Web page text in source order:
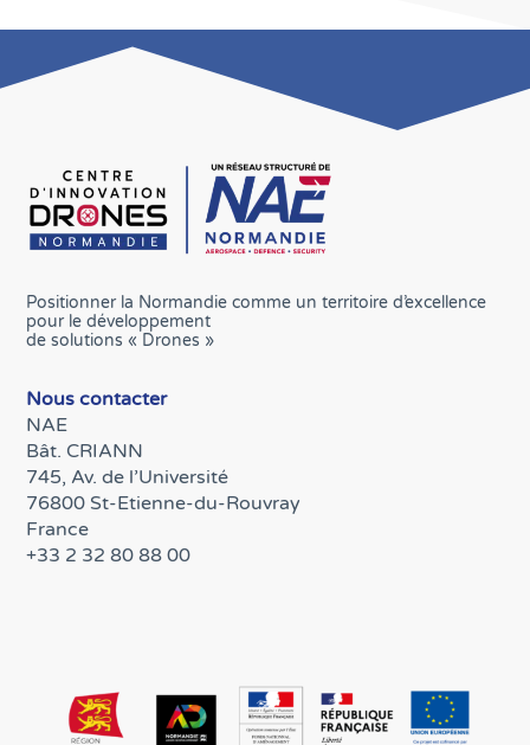
Positionner la Normandie comme un territoire d’excellence
pour le développement
de solutions « Drones »
Nous contacter
NAE
Bât. CRIANN
745, Av. de l’Université
76800 St-Etienne-du-Rouvray
France
+33 2 32 80 88 00